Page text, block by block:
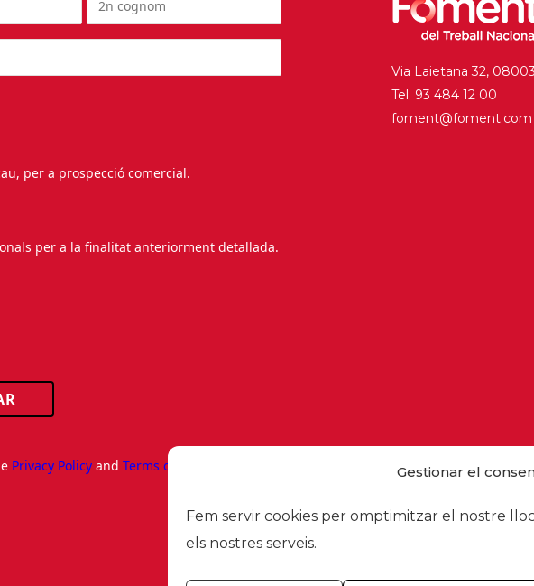
Gestionar el
Fem servir cookies per omptimitzar el nostre
els nostres serveis.
per a prospecció comercial.
per a la finalitat anteriorment detallada.
Privacy Policy andTerms of Service
Via Laietana 32,
Tel. 93 484 12 00
foment@foment.com